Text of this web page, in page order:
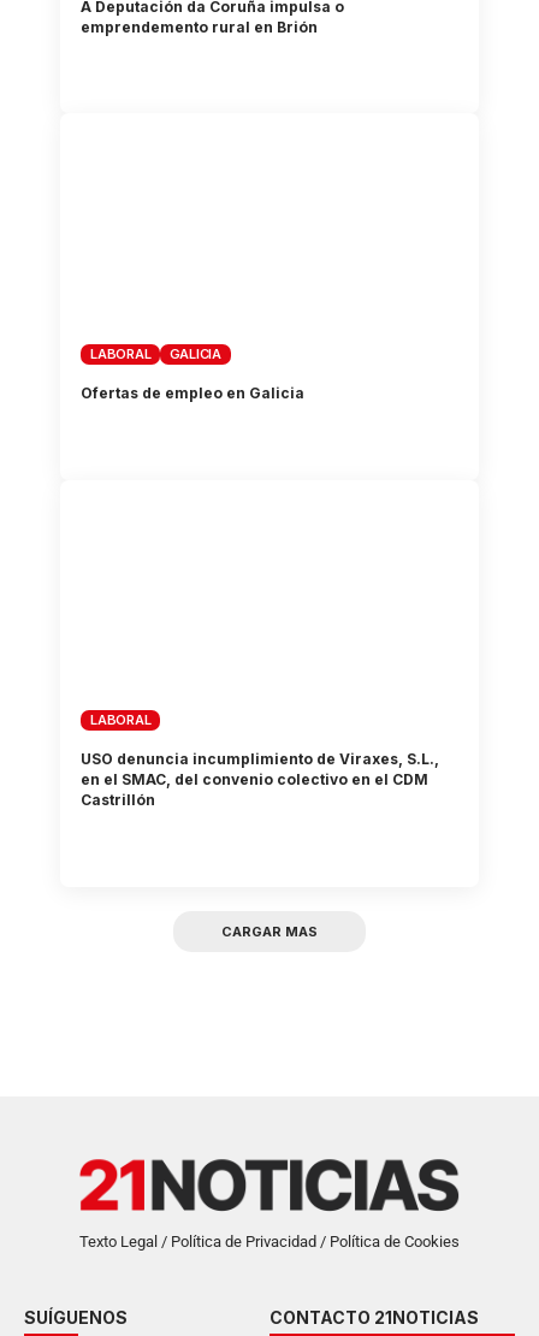
A Deputación da Coruña impulsa o
emprendemento rural en Brión
LABORAL GALICIA
Ofertas de empleo en Galicia
LABORAL
USO denuncia incumplimiento de Viraxes, S.L.,
en el SMAC, del convenio colectivo en el CDM
Castrillón
CARGAR MAS
Texto Legal / Política de Privacidad / Política de Cookies
SUÍGUENOS CONTACTO 21NOTICIAS